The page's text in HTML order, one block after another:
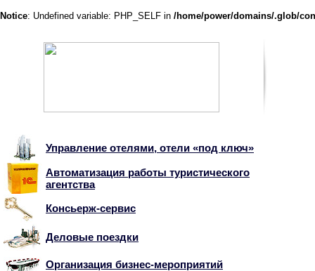
Notice: Undefined variable: PHP_SELF in /home/power/domains/.glob/
Управление отелями, отели «под ключ»
Автоматизация работы туристического
агентства
Консьерж-сервис
Деловые поездки
Организация бизнес-мероприятий